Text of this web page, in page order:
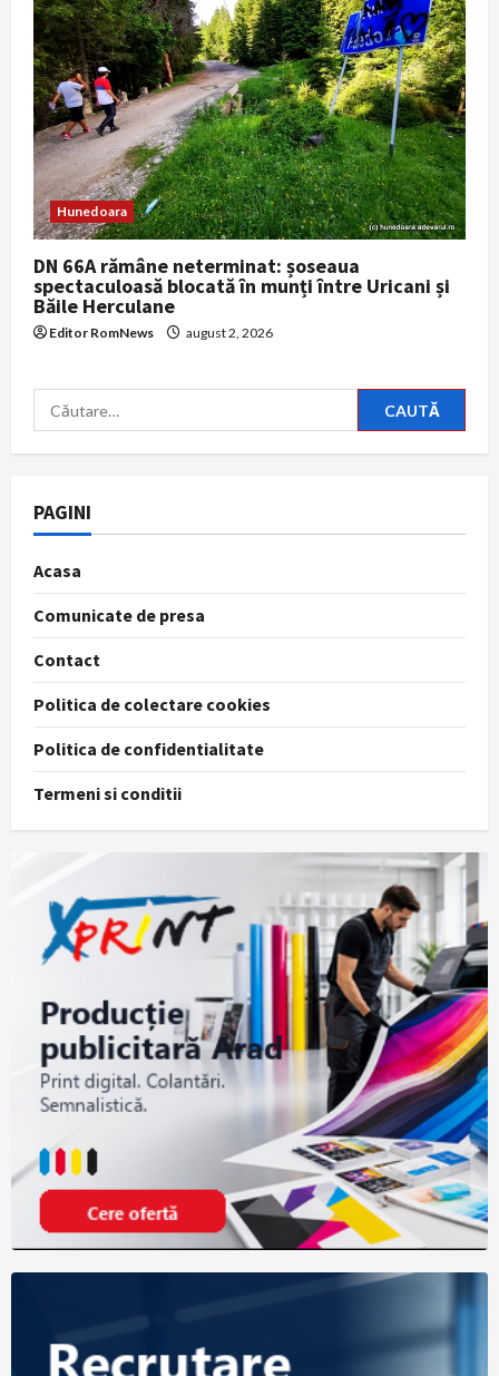
Hunedoara
DN 66A rămâne neterminat: șoseaua
spectaculoasă blocată în munți între Uricani și
Băile Herculane
Editor RomNews august 2, 2026
Caută
după:
PAGINI
Acasa
Comunicate de presa
Contact
Politica de colectare cookies
Politica de confidentialitate
Termeni si conditii